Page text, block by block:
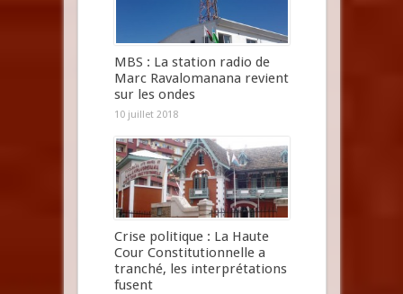
MBS : La station radio de
Marc Ravalomanana revient
sur les ondes
10 juillet 2018
Crise politique : La Haute
Cour Constitutionnelle a
tranché, les interprétations
fusent